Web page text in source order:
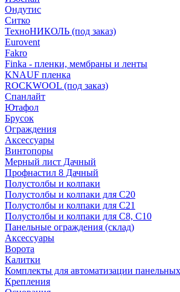
Ондутис
Ситко
ТехноНИКОЛЬ (под заказ)
Eurovent
Fakro
Finka - пленки, мембраны и ленты
KNAUF пленка
ROCKWOOL (под заказ)
Спанлайт
Ютафол
Брусок
Ограждения
Аксессуары
Винтопоры
Мерный лист Дачный
Профнастил 8 Дачный
Полустолбы и колпаки
Полустолбы и колпаки для С20
Полустолбы и колпаки для С21
Полустолбы и колпаки для С8, С10
Панельные ограждения (склад)
Аксессуары
Ворота
Калитки
Комплекты для автоматизации
Крепления